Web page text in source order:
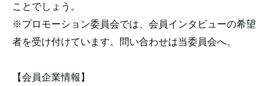
ことでしょう。
※プロモーション委員会では、会員インタビューの希望
者を受け付けています。問い合わせは当委員会へ。
【会員企業情報】